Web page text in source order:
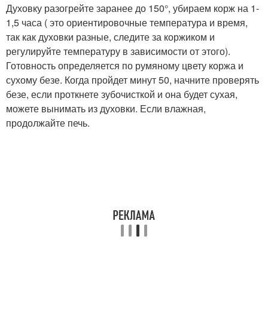
Духовку разогрейте заранее до 150°, убираем корж на 1-
1,5 часа ( это ориентировочные температура и время,
так как духовки разные, следите за коржиком и
регулируйте температуру в зависимости от этого).
Готовность определяется по румяному цвету коржа и
сухому безе. Когда пройдет минут 50, начните проверять
безе, если проткнете зубочисткой и она будет сухая,
можете вынимать из духовки. Если влажная,
продолжайте печь.